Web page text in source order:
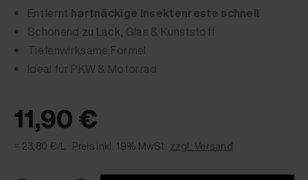
Entfernt hartnäckige Insektenreste schnell
Schonend zu Lack, Glas & Kunststoff
Tiefenwirksame Formel
Ideal für PKW & Motorrad
11,90 €
= 23,80 €/L · Preis inkl. 19% MwSt. zzgl. Versand